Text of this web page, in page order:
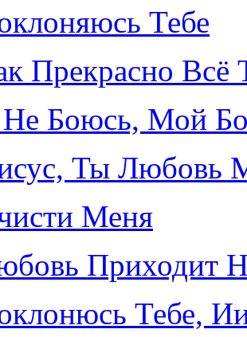
Тебе
Прекрасно Всё
Боюсь, Мой
Ты Любовь
Меня
Приходит
Тебе,